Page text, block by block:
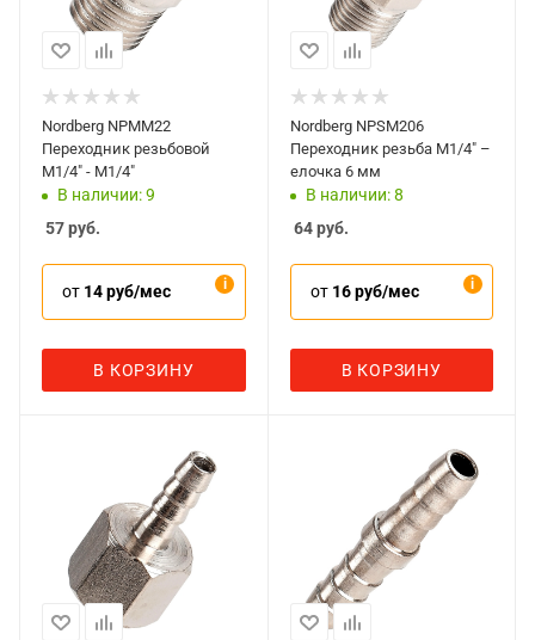
Nordberg NPMM22
Переходник резьбовой
M1/4" - M1/4"
В наличии: 9
57руб.
от 14 руб/мес
В КОРЗИНУ
Nordberg NPSM206
Переходник резьба M1/4" –
елочка 6 мм
В наличии: 8
64руб.
от 16 руб/мес
В КОРЗИНУ